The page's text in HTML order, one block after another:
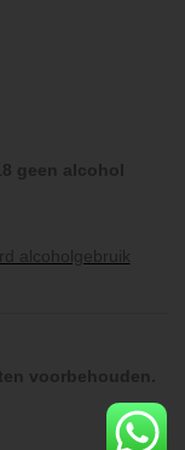
geen alcohol
alcoholgebruik
voorbehouden.